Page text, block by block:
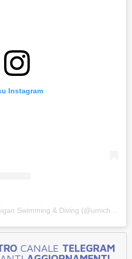
Instagram
Un post condiviso da Michigan Swimming & Diving (@umichswimdive)
CANALE TELEGRAM